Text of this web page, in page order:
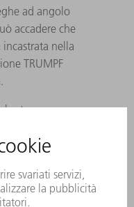
ad angolo
accadere che
nella
TRUMPF
stessa
sezioni da